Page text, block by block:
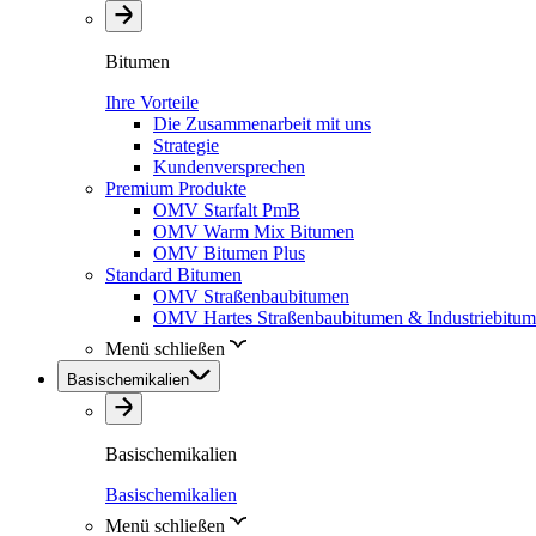
Bitumen
Ihre Vorteile
Die Zusammenarbeit mit uns
Strategie
Kundenversprechen
Premium Produkte
OMV Starfalt PmB
OMV Warm Mix Bitumen
OMV Bitumen Plus
Standard Bitumen
OMV Straßenbaubitumen
OMV Hartes Straßenbaubitumen &
Menü schließen
Basischemikalien
Basischemikalien
Basischemikalien
Menü schließen